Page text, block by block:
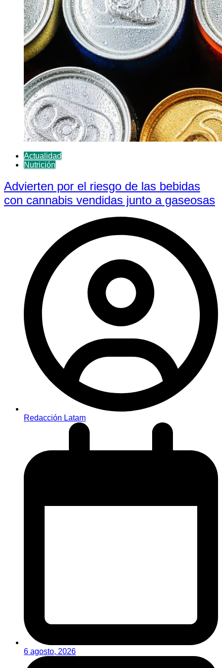
Actualidad
Nutrición
Advierten por el riesgo de las bebidas
con cannabis vendidas junto a gaseosas
Redacción Latam
6 agosto, 2026